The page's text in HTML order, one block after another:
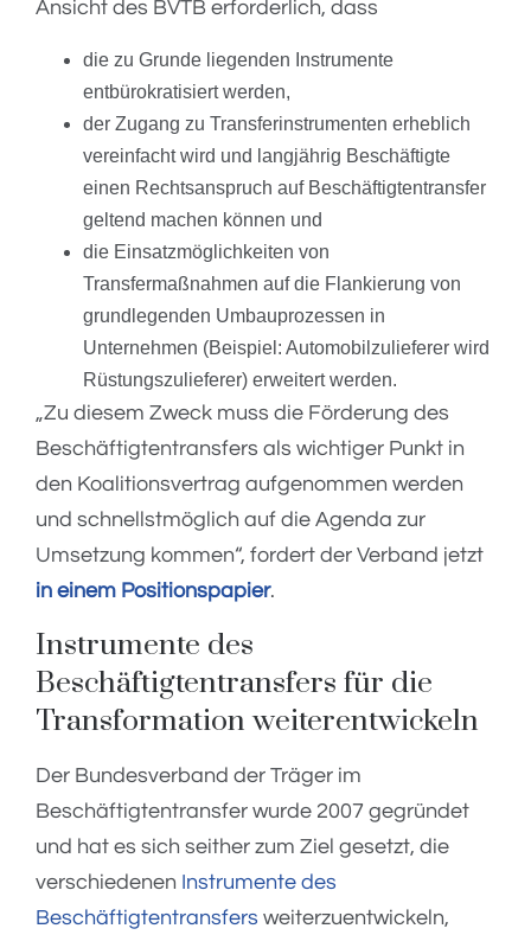
Ansicht des BVTB erforderlich, dass
die zu Grunde liegenden Instrumente
entbürokratisiert werden,
der Zugang zu Transferinstrumenten erheblich
vereinfacht wird und langjährig Beschäftigte
einen Rechtsanspruch auf Beschäftigtentransfer
geltend machen können und
die Einsatzmöglichkeiten von
Transfermaßnahmen auf die Flankierung von
grundlegenden Umbauprozessen in
Unternehmen (Beispiel: Automobilzulieferer wird
Rüstungszulieferer) erweitert werden.
„Zu diesem Zweck muss die Förderung des
Beschäftigtentransfers als wichtiger Punkt in
den Koalitionsvertrag aufgenommen werden
und schnellstmöglich auf die Agenda zur
Umsetzung kommen“, fordert der Verband jetzt
in einem Positionspapier.
Instrumente des
Beschäftigtentransfers für die
Transformation weiterentwickeln
Der Bundesverband der Träger im
Beschäftigtentransfer wurde 2007 gegründet
und hat es sich seither zum Ziel gesetzt, die
verschiedenen Instrumente des
Beschäftigtentransfers weiterzuentwickeln,